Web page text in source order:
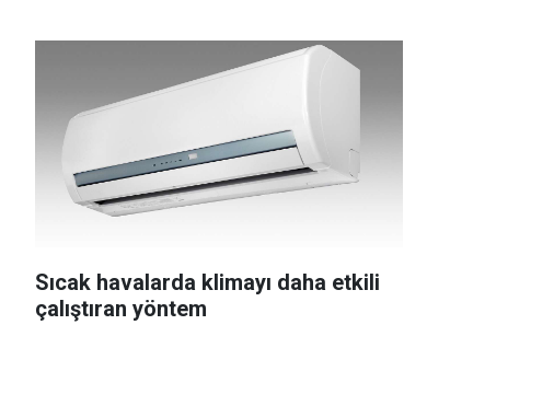
Sıcak havalarda klimayı daha etkili
çalıştıran yöntem